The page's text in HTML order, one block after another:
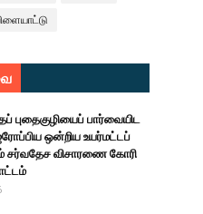
புதைகுழியைப் பார்வையிட
ஒன்றிய உயர்மட்டப்
சர்வதேச விசாரணை கோரி